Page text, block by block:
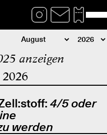
anzeigen
2026
4/5 oder
werden